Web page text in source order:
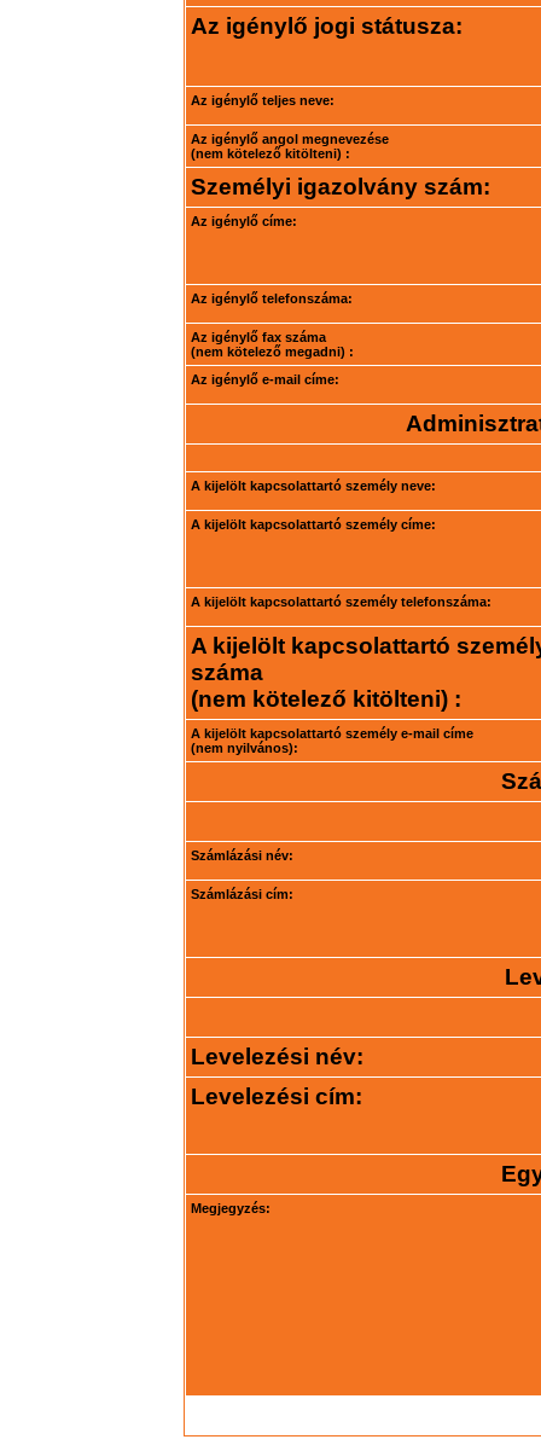
Az igénylő jogi státusza:
Az igénylő teljes neve:
Az igénylő angol megnevezése
(nem kötelező kitölteni) :
Személyi igazolvány szám:
Az igénylő címe:
Az igénylő telefonszáma:
Az igénylő fax száma
(nem kötelező megadni) :
Az igénylő e-mail címe:
A kijelölt kapcsolattartó személy neve:
A kijelölt kapcsolattartó személy címe:
A kijelölt kapcsolattartó személy telefonszáma:
A kijelölt kapcsolattartó
száma
(nem kötelező kitölteni) :
A kijelölt kapcsolattartó személy e-mail címe
(nem nyilvános):
Számlázási név:
Számlázási cím:
Levelezési név:
Levelezési cím:
Megjegyzés: